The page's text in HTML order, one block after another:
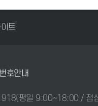
트
호안내
(평일 9:00~18:00 / 점